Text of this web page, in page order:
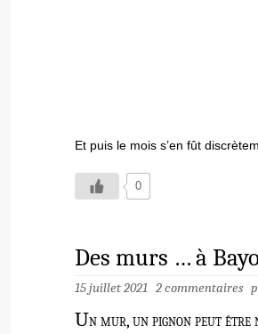
Et puis le mois s’en fût
0
Des murs … à
15 juillet 2021 2 commentaires
Un mur, un pignon peut être